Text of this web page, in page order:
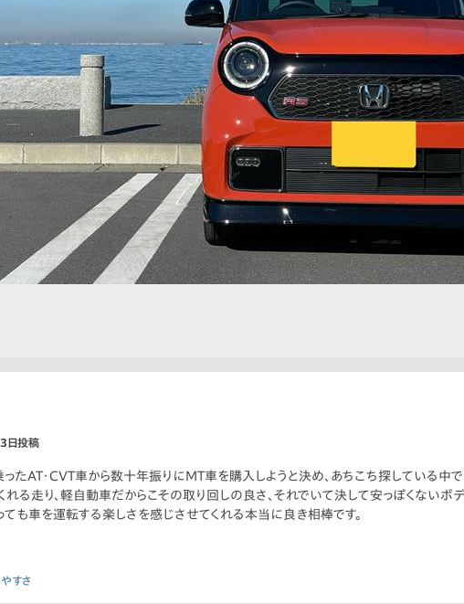
日投稿
たAT・CVT車から数十年振りにMT車を購入しようと決め、あちこち探している中
る走り、軽自動車だからこその取り回しの良さ、それでいて決して安っぽくないボデ
ても車を運転する楽しさを感じさせてくれる本当に良き相棒です。
すさ